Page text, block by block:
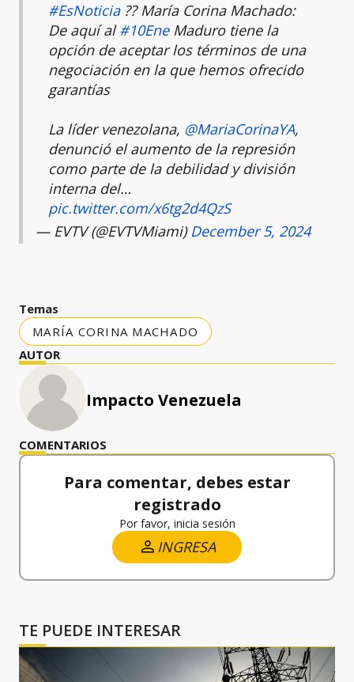
#EsNoticia?? María Corina Machado:
De aquí al#10EneMaduro tiene la
opción de aceptar los términos de una
negociación en la que hemos ofrecido
garantías
La líder venezolana, @MariaCorinaYA,
denunció el aumento de la represión
como parte de la debilidad y división
interna del…
pic.twitter.com/x6tg2d4QzS
— EVTV (@EVTVMiami) December 5, 2024
Temas
MARÍA CORINA MACHADO
AUTOR
Impacto Venezuela
COMENTARIOS
Para comentar, debes estar
registrado
Por favor, inicia sesión
INGRESA
TE PUEDE INTERESAR